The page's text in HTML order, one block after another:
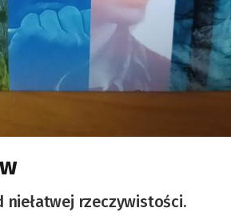
rzeczywistości.